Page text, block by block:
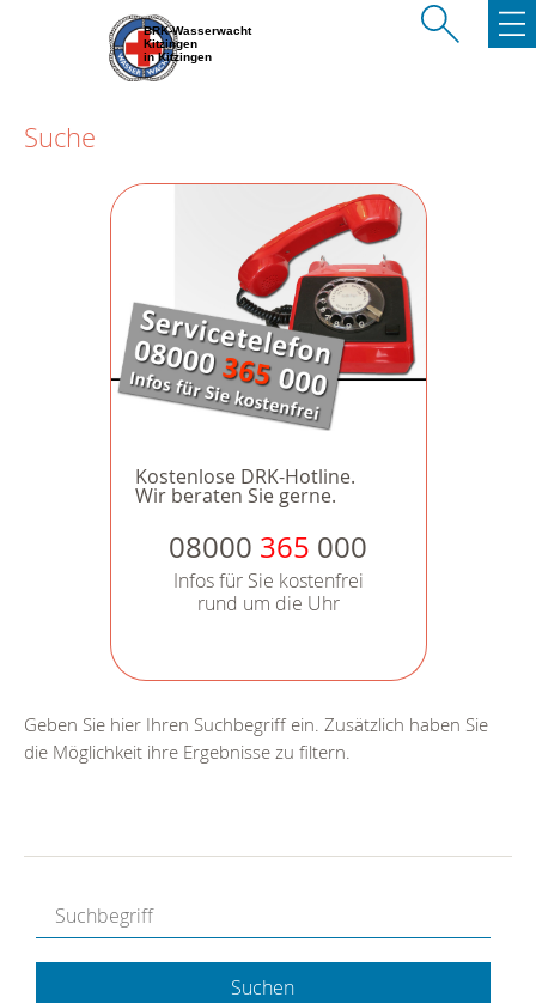
BRK-Wasserwacht
Kitzingen
in Kitzingen
Suche
Kostenlose DRK-Hotline.
Wir beraten Sie gerne.
08000 365 000
Infos für Sie kostenfrei
rund um die Uhr
Geben Sie hier Ihren Suchbegriff ein. Zusätzlich haben Sie
die Möglichkeit ihre Ergebnisse zu filtern.
Suchen